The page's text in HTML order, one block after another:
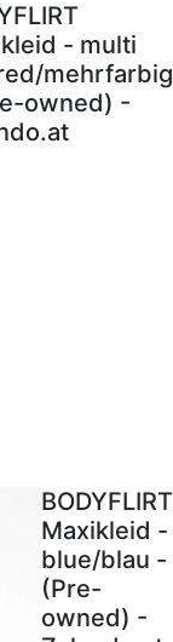
- multi
mehrfarbig
owned) -
BODYFLIRT
Maxikleid -
blue/blau -
(Pre-
owned) -